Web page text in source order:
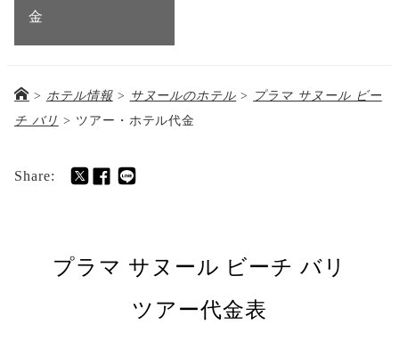
金
> ホテル情報> サヌールのホテル >
プラマ サヌール ビー
チ バリ > ツアー・ホテル代金
Share:
プラマ サヌール ビーチ バリ
ツアー代金表